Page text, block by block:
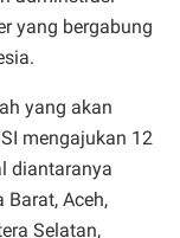
yang bergabung
yang akan
mengajukan 12
diantaranya
Barat, Aceh,
Selatan,